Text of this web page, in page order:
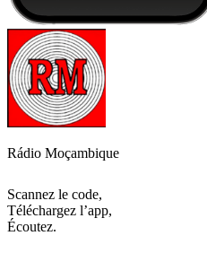
Rádio Moçambique
Scannez le code,
Téléchargez l’app,
Écoutez.